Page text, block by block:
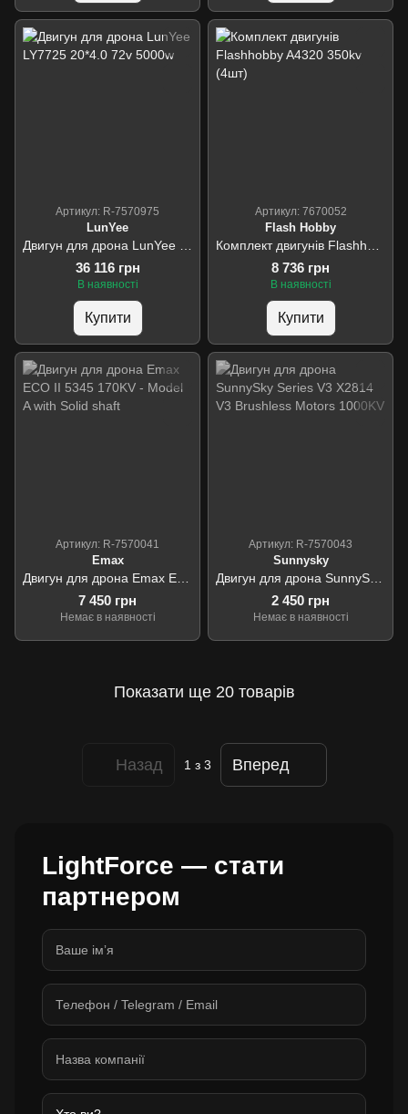
Артикул: R-7570975
LunYee
36 116 грн
В наявності
Купити
Артикул: 7670052
Flash Hobby
8 736 грн
В наявності
Купити
Артикул: R-7570041
Emax
7 450 грн
Немає в наявності
Артикул: R-7570043
Sunnysky
2 450 грн
Немає в наявності
Показати ще 20 товарів
Назад 1 з 3 Вперед
LightForce — стати
партнером